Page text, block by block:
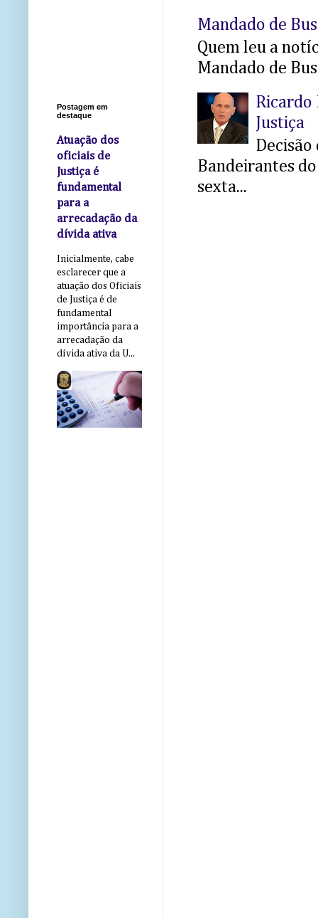
Mandado de
Quem leu a
Mandado de
Ricardo
Justiça
Decisão
Bandeirantes
sexta...
Postagem em
destaque
Atuação dos
oficiais de
Justiça é
fundamental
para a
arrecadação da
dívida ativa
Inicialmente, cabe
esclarecer que a
atuação dos Oficiais
de Justiça é de
fundamental
importância para a
arrecadação da
dívida ativa da U...